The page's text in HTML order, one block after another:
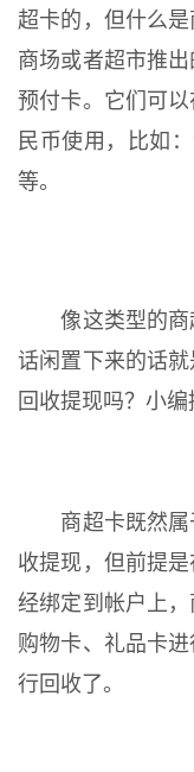
超卡的，但什么
商场或者超市推
预付卡。它们可
民币使用，比如
等。
像这类型的商
话闲置下来的话
回收提现吗？小
商超卡既然属
收提现，但前提
经绑定到帐户上
购物卡、礼品卡
行回收了。